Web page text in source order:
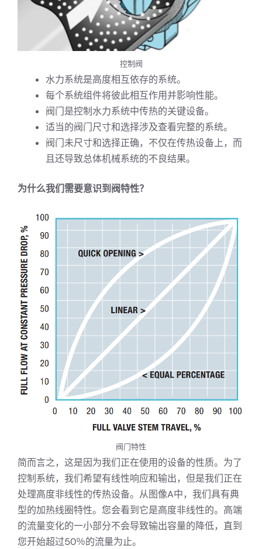
控制阀
水力系统是高度相互依存的系统。
每个系统组件将彼此相互作用并影响性能。
阀门是控制水力系统中传热的关键设备。
适当的阀门尺寸和选择涉及查看完整的系统。
阀门未尺寸和选择正确，不仅在传热设备上，而
且还导致总体机械系统的不良结果。
为什么我们需要意识到阀特性？
阀门特性
简而言之，这是因为我们正在使用的设备的性质。为了
控制系统，我们希望有线性响应和输出，但是我们正在
处理高度非线性的传热设备。从图像A中，我们具有典
型的加热线圈特性。您会看到它是高度非线性的。高端
的流量变化的一小部分不会导致输出容量的降低，直到
您开始超过50％的流量为止。